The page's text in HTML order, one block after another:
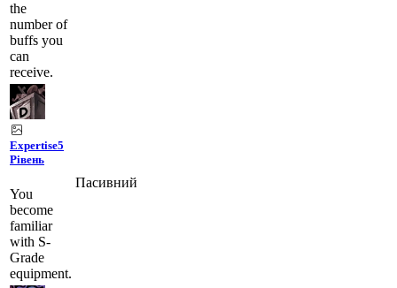
the
number of
buffs you
can
receive.
Expertise5
Рівень
You
become
familiar
with S-
Grade
equipment.
Пасивний